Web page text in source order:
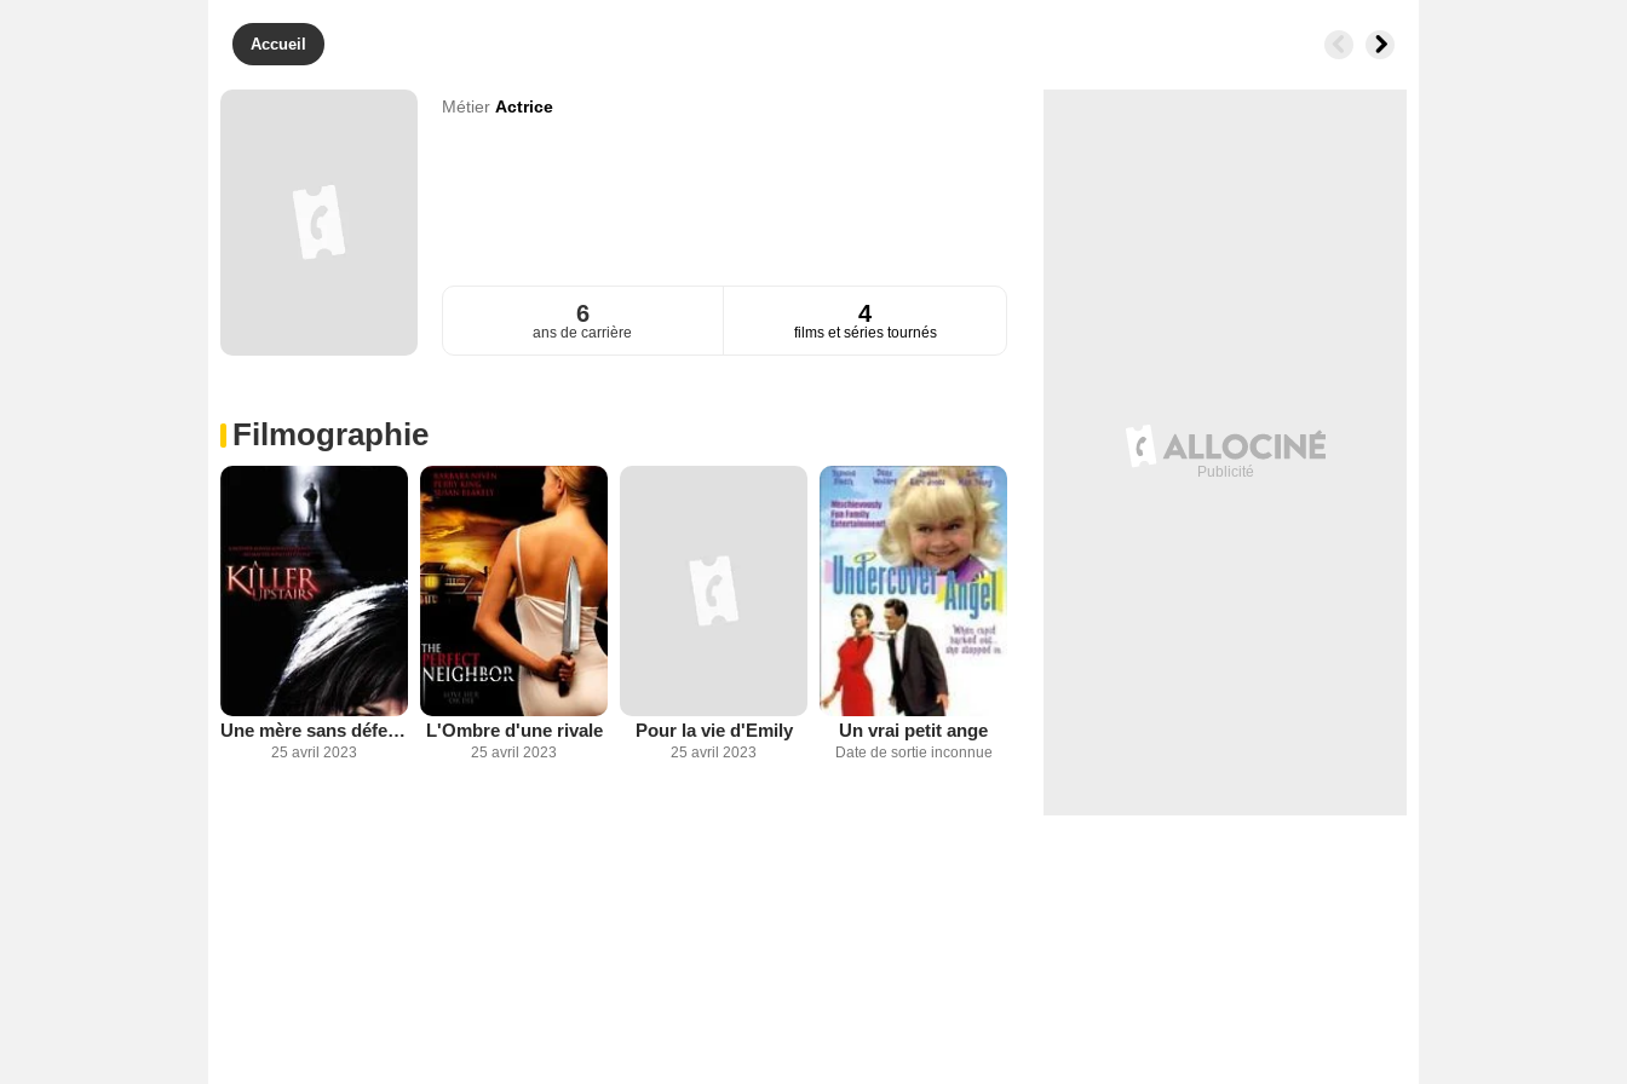
Accueil
Métier Actrice
6
ans de carrière
4
films et séries tournés
Filmographie
Une mère sans défense
25 avril 2023
L'Ombre d'une rivale
25 avril 2023
Pour la vie d'Emily
25 avril 2023
Un vrai petit ange
Date de sortie inconnue